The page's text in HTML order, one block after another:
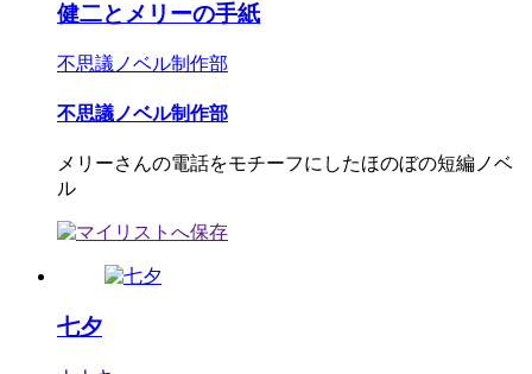
健二とメリーの手紙
不思議ノベル制作部
不思議ノベル制作部
メリーさんの電話をモチーフにしたほのぼの短編ノベ
ル
七夕